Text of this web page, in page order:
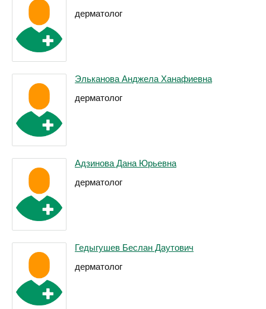
дерматолог
Эльканова Анджела Ханафиевна
дерматолог
Адзинова Дана Юрьевна
дерматолог
Гедыгушев Беслан Даутович
дерматолог